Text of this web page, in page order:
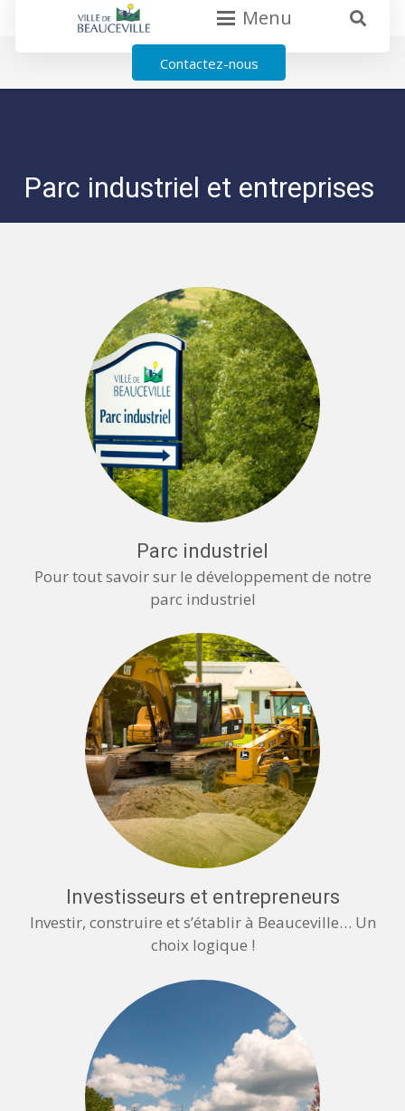
Menu
Contactez-nous
Parc industriel et entreprises
Parc industriel
Pour tout savoir sur le développement de notre
parc industriel
Investisseurs et entrepreneurs
Investir, construire et s’établir à Beauceville… Un
choix logique !